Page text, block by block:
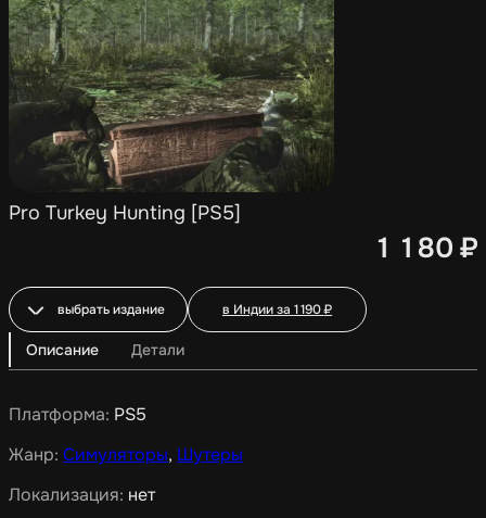
Pro Turkey Hunting [PS5]
1 180 ₽
выбрать издание в Индии за 1 190₽
Описание Детали
Платформа: PS5
Жанр: Симуляторы, Шутеры
Локализация: нет